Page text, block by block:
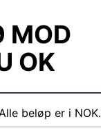
MOD
OK
beløp er i NOK.